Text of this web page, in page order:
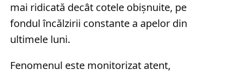
mai ridicată decât cotele obișnuite, pe
fondul încălzirii constante a apelor din
ultimele luni.
Fenomenul este monitorizat atent,